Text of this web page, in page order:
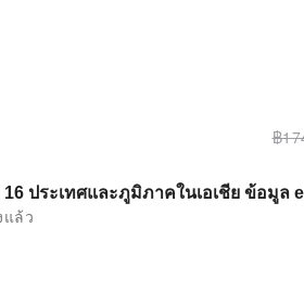
฿
16 ประเทศและภูมิภาคในเอเชีย ข้อมูล
แล้ว